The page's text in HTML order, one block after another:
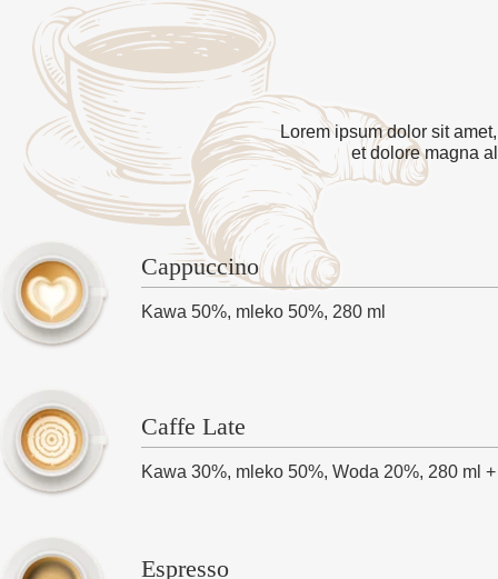
Lorem ipsum dolor sit
et dolore magna
Kawa 50%, mleko 50%, 280 ml
Cappuccino
Kawa 30%, mleko 50%, Woda 20%, 280 ml
Caffe Late
Espresso